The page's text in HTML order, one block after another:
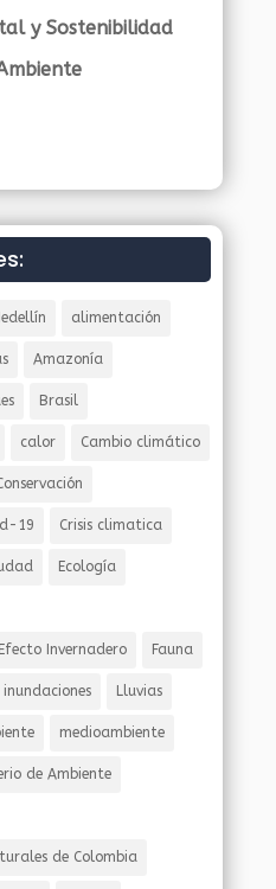
y Sostenibilidad
alimentación
Amazonía
Brasil
calor Cambio climático
19 Crisis climatica
Ecología
Invernadero Fauna
inundaciones Lluvias
medioambiente
de Ambiente
de Colombia